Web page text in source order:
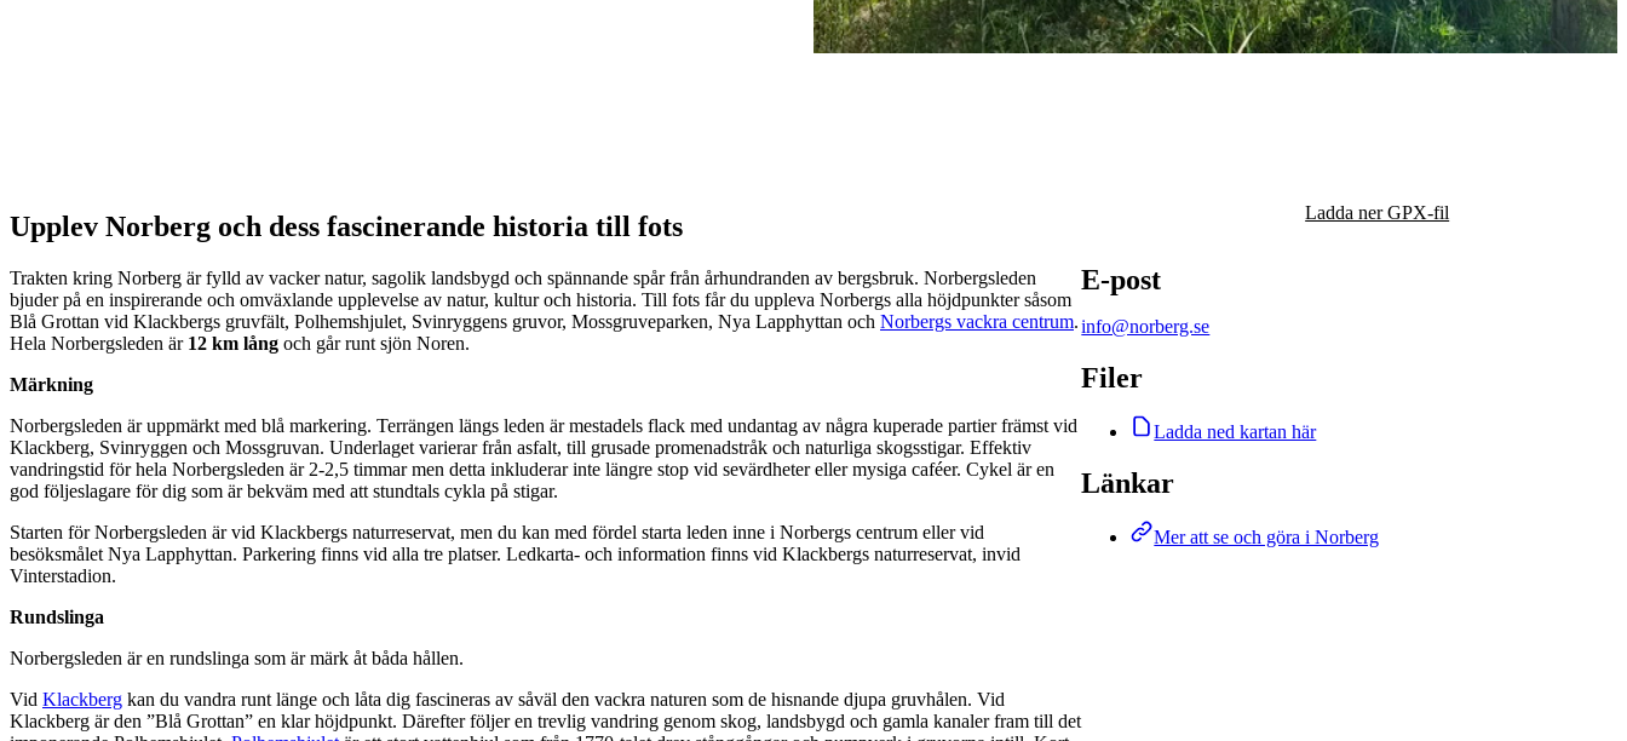
Upplev Norberg och dess fascinerande historia till fots
Trakten kring Norberg är fylld av vacker natur, sagolik landsbygd och spännande spår från århundranden av bergsbruk. Norbergsleden
bjuder på en inspirerande och omväxlande upplevelse av natur, kultur och historia. Till fots får du uppleva Norbergs alla höjdpunkter såsom
Blå Grottan vid Klackbergs gruvfält, Polhemshjulet, Svinryggens gruvor, Mossgruveparken, Nya Lapphyttan och Norbergs vackra centrum.
Hela Norbergsleden är 12 km lång och går runt sjön Noren.
Märkning
Norbergsleden är uppmärkt med blå markering. Terrängen längs leden är mestadels flack med undantag av några kuperade partier främst vid
Klackberg, Svinryggen och Mossgruvan. Underlaget varierar från asfalt, till grusade promenadstråk och naturliga skogsstigar. Effektiv
vandringstid för hela Norbergsleden är 2-2,5 timmar men detta inkluderar inte längre stop vid sevärdheter eller mysiga caféer. Cykel är en
god följeslagare för dig som är bekväm med att stundtals cykla på stigar.
Starten för Norbergsleden är vid Klackbergs naturreservat, men du kan med fördel starta leden inne i Norbergs centrum eller vid
besöksmålet Nya Lapphyttan. Parkering finns vid alla tre platser. Ledkarta- och information finns vid Klackbergs naturreservat, invid
Vinterstadion.
Rundslinga
Norbergsleden är en rundslinga som är märk åt båda hållen.
Vid Klackberg kan du vandra runt länge och låta dig fascineras av såväl den vackra naturen som de hisnande djupa gruvhålen. Vid
Klackberg är den ”Blå Grottan” en klar höjdpunkt. Därefter följer en trevlig vandring genom skog, landsbygd och gamla kanaler fram till det
Ladda ner GPX-fil
E-post
info@norberg.se
Filer
Ladda ned kartan här
Länkar
Mer att se och göra i Norberg